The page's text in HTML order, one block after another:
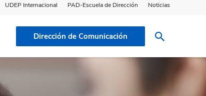
UDEP Internacional PAD-Escuela de Dirección Noticias
Dirección de Comunicación